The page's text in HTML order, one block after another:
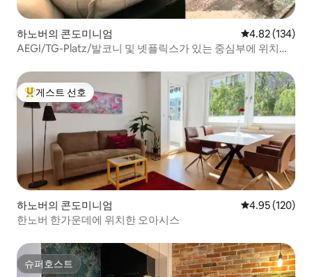
하노버의 콘도미니엄 평점 4.82점(5
4.82 (134)
AEGI/TG-Platz/발코니 및 넷플릭스가 있는 중심부에 위치한
상위 게스트 선호
게스트 선호
하노버의 콘도미니엄 평점 4.95점(5
4.95 (120)
한노버 한가운데에 위치한 오아시스
슈퍼호스트
슈퍼호스트